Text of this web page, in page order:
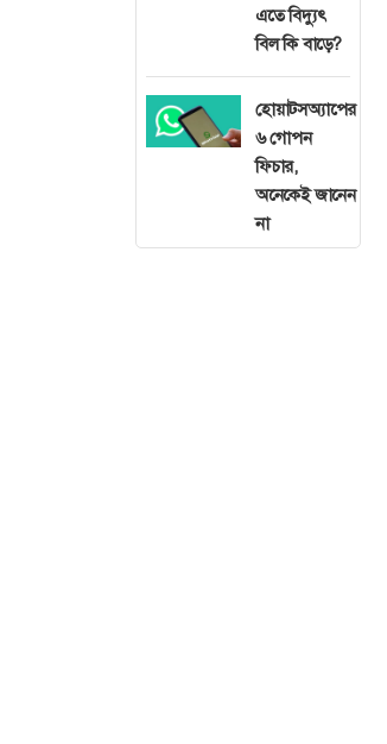
এতে বিদ্যুৎ
বিল কি বাড়ে?
হোয়াটসঅ্যাপের
৬ গোপন
ফিচার,
অনেকেই জানেন
না